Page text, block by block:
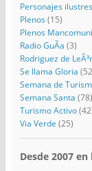
Personajes ilustres
Plenos (15)
Plenos
Radio GuÃ­a (3)
Rodriguez de
Se llama Gloria
Semana de
Semana Santa (78)
Turismo Activo
Via Verde (25)
Desde 2007 en